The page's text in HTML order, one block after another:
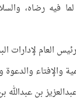
فيه رضاه،
العام لإدارات
والإفتاء والدعوة
بن عبدالله